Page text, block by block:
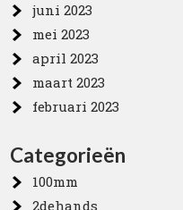
juni 2023
mei 2023
april 2023
maart 2023
februari 2023
Categorieën
100mm
2dehands